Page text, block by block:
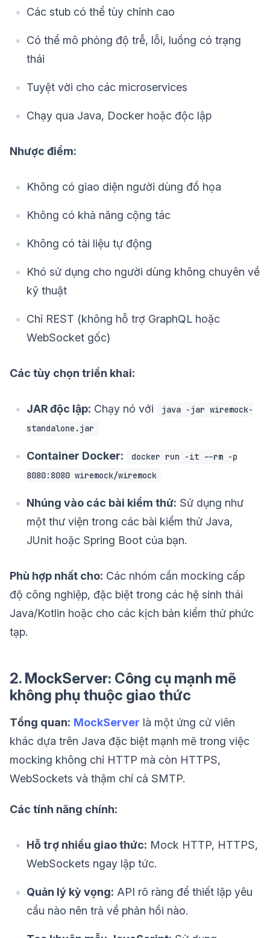
Các stub có thể tùy chỉnh cao
Có thể mô phỏng độ trễ, lỗi, luồng có trạng
thái
Tuyệt vời cho các microservices
Chạy qua Java, Docker hoặc độc lập
Nhược điểm:
Không có giao diện người dùng đồ họa
Không có khả năng cộng tác
Không có tài liệu tự động
Khó sử dụng cho người dùng không chuyên về
kỹ thuật
Chỉ REST (không hỗ trợ GraphQL hoặc
WebSocket gốc)
Các tùy chọn triển khai:
JAR độc lập: Chạy nó với
java -jar wiremock-
standalone.jar
Container Docker:
docker run -it --rm -p
8080:8080 wiremock/wiremock
Nhúng vào các bài kiểm thử: Sử dụng như
một thư viện trong các bài kiểm thử Java,
JUnit hoặc Spring Boot của bạn.
Phù hợp nhất cho: Các nhóm cần mocking cấp
độ công nghiệp, đặc biệt trong các hệ sinh thái
Java/Kotlin hoặc cho các kịch bản kiểm thử phức
tạp.
2. MockServer: Công cụ mạnh mẽ
không phụ thuộc giao thức
Tổng quan: MockServer là một ứng cử viên
khác dựa trên Java đặc biệt mạnh mẽ trong việc
mocking không chỉ HTTP mà còn HTTPS,
WebSockets và thậm chí cả SMTP.
Các tính năng chính:
Hỗ trợ nhiều giao thức: Mock HTTP, HTTPS,
WebSockets ngay lập tức.
Quản lý kỳ vọng: API rõ ràng để thiết lập yêu
cầu nào nên trả về phản hồi nào.